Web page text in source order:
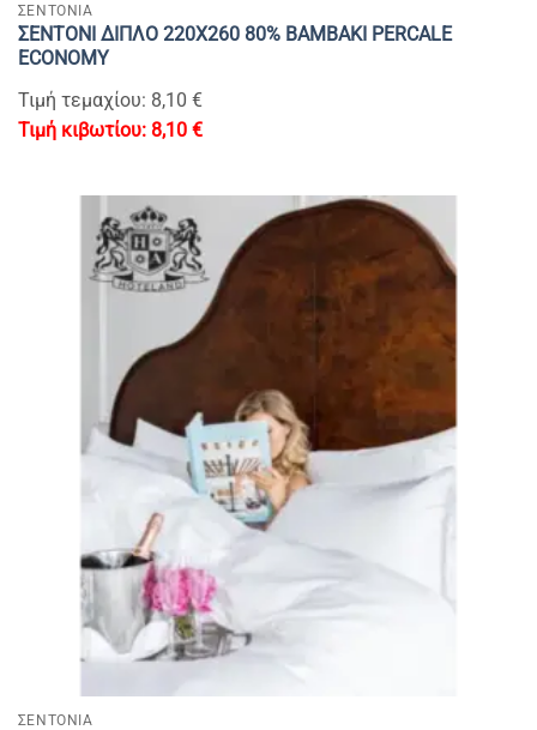
ΣΕΝΤΟΝΙΑ
ΣΕΝΤΟΝΙ ΔΙΠΛΟ 220Χ260 80% BAMBAKI PERCALE
ECONOMY
Τιμή τεμαχίου: 8,10 €
8,10 €
ΣΕΝΤΟΝΙΑ